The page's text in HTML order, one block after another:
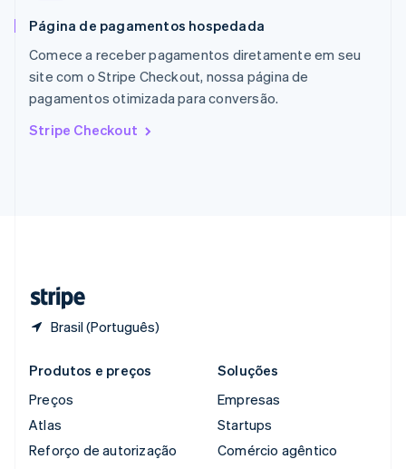
Página de pagamentos hospedada
Comece a receber pagamentos diretamente em seu
site com o Stripe Checkout, nossa página de
pagamentos otimizada para conversão.
Stripe Checkout
Brasil (Português)
English简体中文
Reino Unido
English
República Tcheca
English
English
Produtos e preços
Preços
Atlas
Reforço de autorização
Soluções
Empresas
Startups
Comércio agêntico